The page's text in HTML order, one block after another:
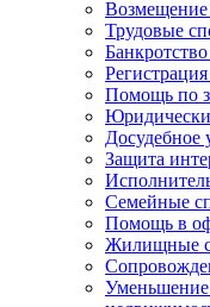
Трудовые
Помощь по
Досудебное
Защита
Семейные
Помощь в
Жилищные
Уменьшение